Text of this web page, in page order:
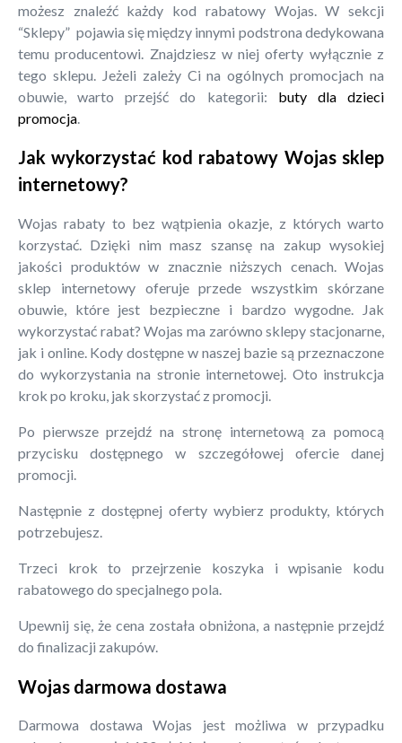
możesz znaleźć każdy kod rabatowy Wojas. W sekcji
“Sklepy” pojawia się między innymi podstrona dedykowana
temu producentowi. Znajdziesz w niej oferty wyłącznie z
tego sklepu. Jeżeli zależy Ci na ogólnych promocjach na
obuwie, warto przejść do kategorii: buty dla dzieci
promocja
Jak wykorzystać kod rabatowy Wojas sklep
internetowy?
Wojas rabaty to bez wątpienia okazje, z których warto
korzystać. Dzięki nim masz szansę na zakup wysokiej
jakości produktów w znacznie niższych cenach. Wojas
sklep internetowy oferuje przede wszystkim skórzane
obuwie, które jest bezpieczne i bardzo wygodne. Jak
wykorzystać rabat? Wojas ma zarówno sklepy stacjonarne,
jak i online. Kody dostępne w naszej bazie są przeznaczone
do wykorzystania na stronie internetowej. Oto instrukcja
krok po kroku, jak skorzystać z promocji.
Po pierwsze przejdź na stronę internetową za pomocą
przycisku dostępnego w szczegółowej ofercie danej
promocji.
Następnie z dostępnej oferty wybierz produkty, których
potrzebujesz.
Trzeci krok to przejrzenie koszyka i wpisanie kodu
rabatowego do specjalnego pola.
Upewnij się, że cena została obniżona, a następnie przejdź
do finalizacji zakupów.
Wojas darmowa dostawa
Darmowa dostawa Wojas jest możliwa w przypadku